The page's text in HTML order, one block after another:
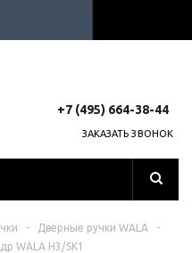
+7 (495) 664-38-44
ЗАКАЗАТЬ ЗВОНОК
- Дверные ручки WALA
-
WALA H3/SK1